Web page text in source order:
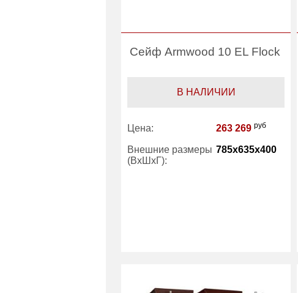
Сейф Armwood 10 EL Flock
В НАЛИЧИИ
Цена: 263 269 руб
Внешние размеры
(ВхШхГ):
785x635x400